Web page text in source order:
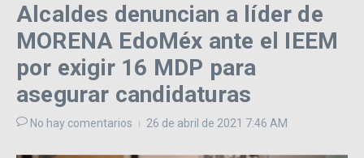
Alcaldes denuncian a líder de
MORENA EdoMéx ante el IEEM
por exigir 16 MDP para
asegurar candidaturas
No hay comentarios 26 de abril de 2021 7:46 AM